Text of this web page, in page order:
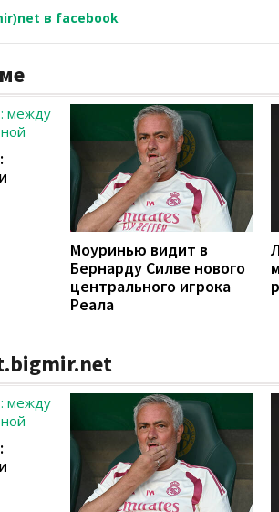
в facebook
Моуринью видит в
Бернарду Силве нового
центрального игрока
Реала